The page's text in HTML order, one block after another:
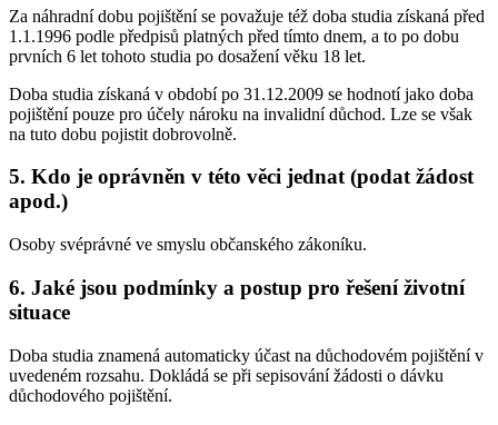
Za náhradní dobu pojištění se považuje též doba studia získaná před
1.1.1996 podle předpisů platných před tímto dnem, a to po dobu
prvních 6 let tohoto studia po dosažení věku 18 let.
Doba studia získaná v období po 31.12.2009 se hodnotí jako doba
pojištění pouze pro účely nároku na invalidní důchod. Lze se však
na tuto dobu pojistit dobrovolně.
5. Kdo je oprávněn v této věci jednat (podat žádost
apod.)
Osoby svéprávné ve smyslu občanského zákoníku.
6. Jaké jsou podmínky a postup pro řešení životní
situace
Doba studia znamená automaticky účast na důchodovém pojištění v
uvedeném rozsahu. Dokládá se při sepisování žádosti o dávku
důchodového pojištění.